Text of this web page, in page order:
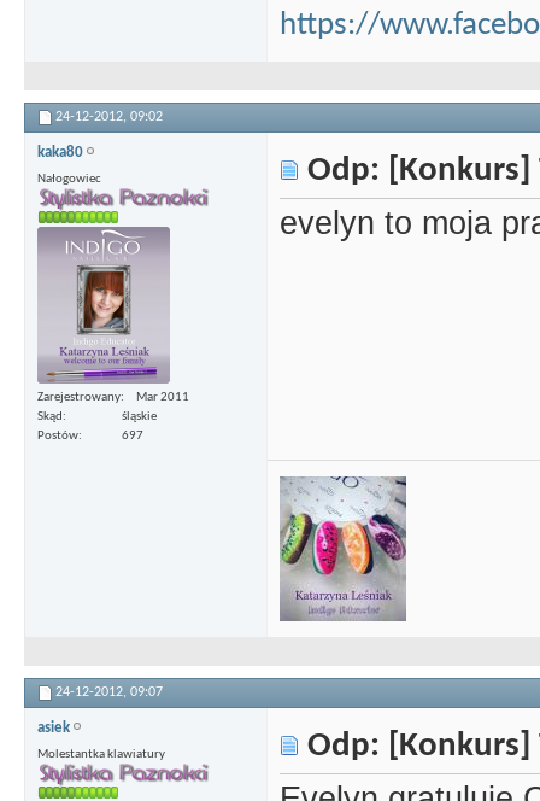
https://
24-12-2012, 09:02
kaka80
Nałogowiec
Zarejestrowany
Mar 2011
Skąd
śląskie
Postów
697
Odp: [Konkurs]
evelyn to moja
24-12-2012, 09:07
asiek
Molestantka klawiatury Odp: [Konkurs]